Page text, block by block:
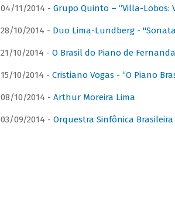
04/11/2014 - Grupo Quinto – “Villa-Lobos:
28/10/2014 - Duo Lima-Lundberg -
21/10/2014 - O Brasil do Piano de
15/10/2014 - Cristiano Vogas - “O Piano
08/10/2014 - Arthur Moreira Lima
03/09/2014 - Orquestra Sinfônica Brasileira